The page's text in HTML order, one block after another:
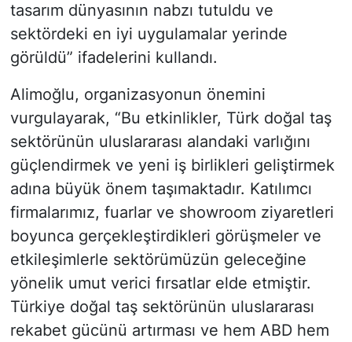
tasarım dünyasının nabzı tutuldu ve
sektördeki en iyi uygulamalar yerinde
görüldü” ifadelerini kullandı.
Alimoğlu, organizasyonun önemini
vurgulayarak, “Bu etkinlikler, Türk doğal taş
sektörünün uluslararası alandaki varlığını
güçlendirmek ve yeni iş birlikleri geliştirmek
adına büyük önem taşımaktadır. Katılımcı
firmalarımız, fuarlar ve showroom ziyaretleri
boyunca gerçekleştirdikleri görüşmeler ve
etkileşimlerle sektörümüzün geleceğine
yönelik umut verici fırsatlar elde etmiştir.
Türkiye doğal taş sektörünün uluslararası
rekabet gücünü artırması ve hem ABD hem